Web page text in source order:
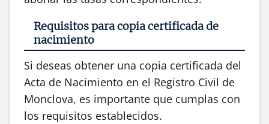
Requisitos para copia certificada de
nacimiento
Si deseas obtener una copia certificada del
Acta de Nacimiento en el Registro Civil de
Monclova, es importante que cumplas con
los requisitos establecidos.